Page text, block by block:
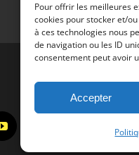
Pour offrir les meilleures
cookies pour stocker et/
à ces technologies nous
de navigation ou les ID
consentement peut avoir
Accepter
YouTube